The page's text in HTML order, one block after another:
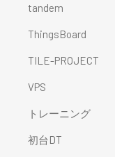
tandem
ThingsBoard
TILE-PROJECT
VPS
トレーニング
初台DT